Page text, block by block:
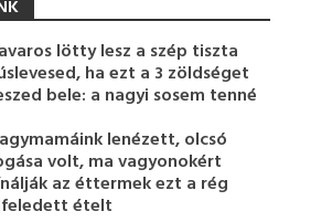
lötty lesz a szép tiszta
ha ezt a 3 zöldséget
bele: a nagyi sosem tenné
lenézett, olcsó
volt, ma vagyonokért
az éttermek ezt a rég
ételt